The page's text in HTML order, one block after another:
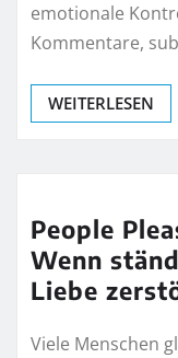
emotionale
Kommentare,
WEITERLESEN
People
Wenn
Liebe
Viele Menschen